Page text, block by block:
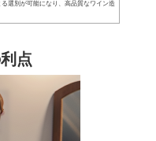
選別が可能になり、高品質なワイン造
点